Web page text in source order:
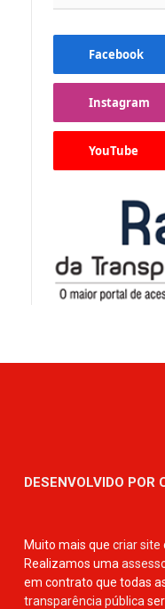
Facebook
Instagram
YouTube
DESENVOLVIDO POR
Muito mais que criar site
Realizamos uma
em contrato que todas
transparência pública